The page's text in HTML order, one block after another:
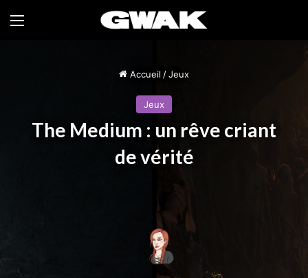
Menu
Accueil /Jeux
Jeux
The Medium : un rêve criant
de vérité